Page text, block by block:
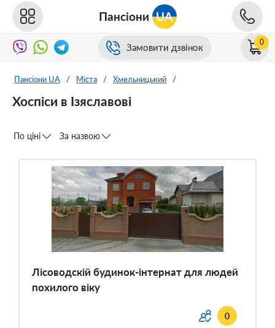
Пансіони UA
Замовити дзвінок 0
Пансіони UA / Міста / Хмельницький /
Хоспіси в Ізяславові
По ціні За назвою
Лісоводскій будинок-інтернат для людей
похилого віку
0